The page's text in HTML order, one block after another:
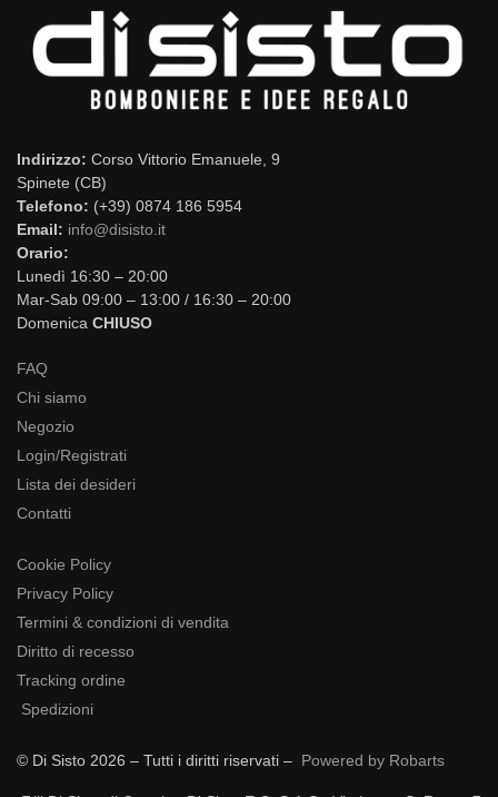
Indirizzo: Corso Vittorio Emanuele, 9
Spinete (CB)
Telefono: (+39) 0874 186 5954
Email: info@disisto.it
Orario:
Lunedì 16:30 – 20:00
Mar-Sab 09:00 – 13:00 / 16:30 – 20:00
Domenica CHIUSO
FAQ
Chi siamo
Negozio
Login/Registrati
Lista dei desideri
Contatti
Cookie Policy
Privacy Policy
Termini & condizioni di vendita
Diritto di recesso
Tracking ordine
Spedizioni
© Di Sisto 2026 – Tutti i diritti riservati – Powered by Robarts